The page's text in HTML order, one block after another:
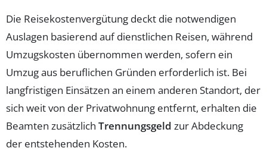
Die Reisekostenvergütung deckt die notwendigen
Auslagen basierend auf dienstlichen Reisen, während
Umzugskosten übernommen werden, sofern ein
Umzug aus beruflichen Gründen erforderlich ist. Bei
langfristigen Einsätzen an einem anderen Standort, der
sich weit von der Privatwohnung entfernt, erhalten die
Beamten zusätzlich Trennungsgeld zur Abdeckung
der entstehenden Kosten.